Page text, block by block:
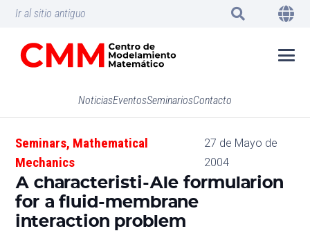
Ir al sitio antiguo
NoticiasEventosSeminariosContacto
Seminars, Mathematical
Mechanics
27 de Mayo de
2004
A characteristi-Ale formularion
for a fluid-membrane
interaction problem